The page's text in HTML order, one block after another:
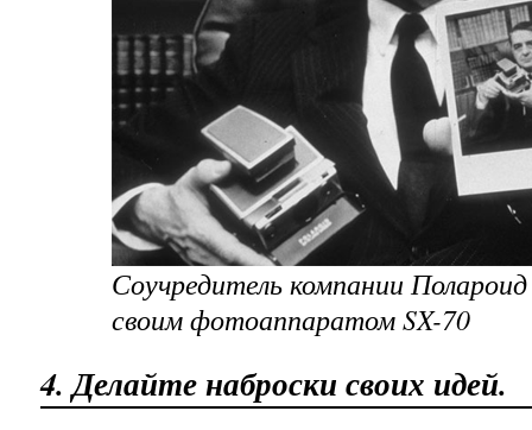
Соучредитель компании
своим фотоаппаратом SX-70
4. Делайте наброски своих идей.